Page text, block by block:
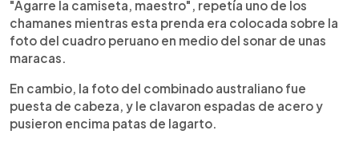
"Agarre la camiseta, maestro", repetía uno de los
chamanes mientras esta prenda era colocada sobre la
foto del cuadro peruano en medio del sonar de unas
maracas.
En cambio, la foto del combinado australiano fue
puesta de cabeza, y le clavaron espadas de acero y
pusieron encima patas de lagarto.